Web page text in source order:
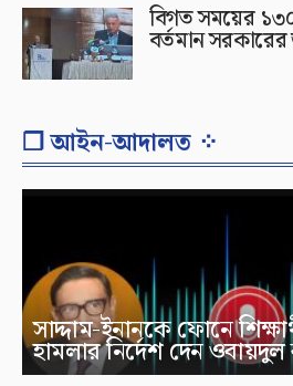
বিগত সময়ের
বর্তমান সরকারের
❐ আইন-আদালত ⁘
সাদ্দাম-ইনানকে ফোনে
হামলার নির্দেশ দেন